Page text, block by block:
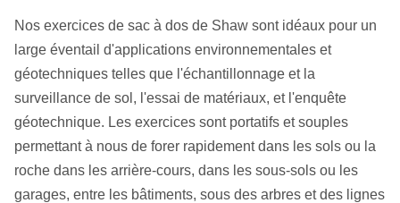
Nos exercices de sac à dos de Shaw sont idéaux pour un
large éventail d'applications environnementales et
géotechniques telles que l'échantillonnage et la
surveillance de sol, l'essai de matériaux, et l'enquête
géotechnique. Les exercices sont portatifs et souples
permettant à nous de forer rapidement dans les sols ou la
roche dans les arrière-cours, dans les sous-sols ou les
garages, entre les bâtiments, sous des arbres et des lignes